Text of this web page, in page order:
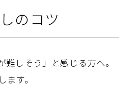
のコツ
しそう」と感じる方へ。
す。